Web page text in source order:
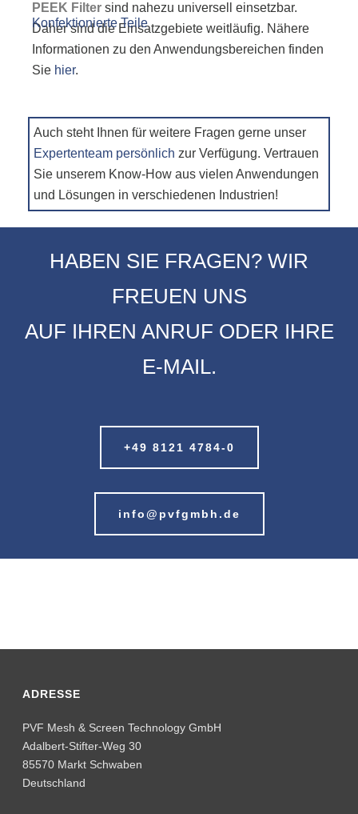
PEEK Filter sind nahezu universell einsetzbar.
Daher sind die Einsatzgebiete weitläufig. Nähere
Informationen zu den Anwendungsbereichen finden
Sie hier.
Auch steht Ihnen für weitere Fragen gerne unser
Expertenteam persönlich zur Verfügung. Vertrauen
Sie unserem Know-How aus vielen Anwendungen
und Lösungen in verschiedenen Industrien!
HABEN SIE FRAGEN? WIR
FREUEN UNS
AUF IHREN ANRUF ODER IHRE
E-MAIL.
+49 8121 4784-0
info@pvfgmbh.de
ADRESSE
PVF Mesh & Screen Technology GmbH
Adalbert-Stifter-Weg 30
85570 Markt Schwaben
Deutschland